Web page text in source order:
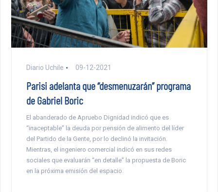
Diario Uchile 09-12-2021
Parisi adelanta que “desmenuzarán” programa
de Gabriel Boric
El abanderado de Apruebo Dignidad indicó que es
“inaceptable” la deuda por pensión de alimento del líder
del Partido de la Gente, por lo declinó la invitación.
Mientras, el ingeniero comercial indicó en sus redes
sociales que evaluarán “en detalle” la propuesta de Boric
en la próxima emisión del espacio.